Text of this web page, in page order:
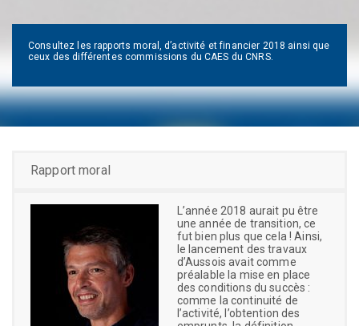
Consultez les rapports moral, d’activité et financier 2018 ainsi que
ceux des différentes commissions du CAES du CNRS.
Rapport moral
L’année 2018 aurait pu être
une année de transition, ce
fut bien plus que cela ! Ainsi,
le lancement des travaux
d’Aussois avait comme
préalable la mise en place
des conditions du succès :
comme la continuité de
l’activité, l’obtention des